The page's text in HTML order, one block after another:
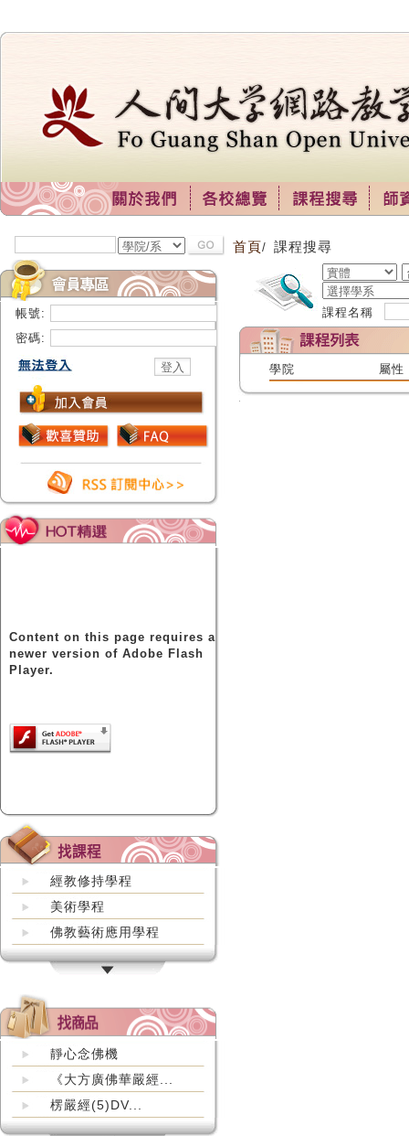
帳號:
密碼:
Content on this page requires a
newer version of Adobe Flash
Player.
經教修持學程
美術學程
佛教藝術應用學程
靜心念佛機
《大方廣佛華嚴經...
楞嚴經(5)DV...
首頁/ 課程搜尋
課程名稱
學院 屬性